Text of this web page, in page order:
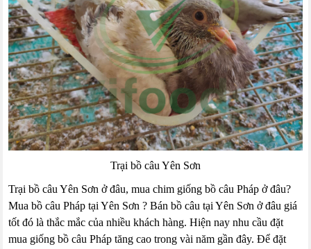
Trại bồ câu Yên Sơn
Trại bồ câu Yên Sơn ở đâu, mua chim giống bồ câu Pháp ở đâu?
Mua bồ câu Pháp tại Yên Sơn ? Bán bồ câu tại Yên Sơn ở đâu giá
tốt đó là thắc mắc của nhiều khách hàng. Hiện nay nhu cầu đặt
mua giống bồ câu Pháp tăng cao trong vài năm gần đây. Để đặt